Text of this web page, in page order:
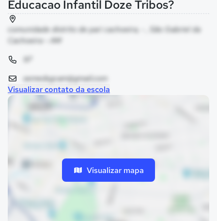
Educacao Infantil Doze Tribos?
comunidade distrito de pari cachoeira, - , São Gabriel da
Cachoeira - AM
semedsgcam@gmail.com
Visualizar contato da escola
Visualizar mapa